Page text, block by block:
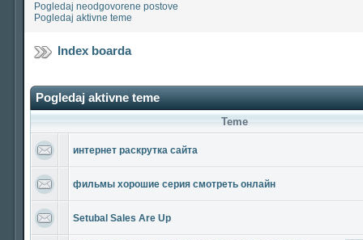
Pogledaj neodgovorene postove
Pogledaj aktivne teme
Index boarda
Pogledaj aktivne teme
Teme
интернет раскрутка сайта
фильмы хорошие серия смотреть онлайн
Setubal Sales Are Up